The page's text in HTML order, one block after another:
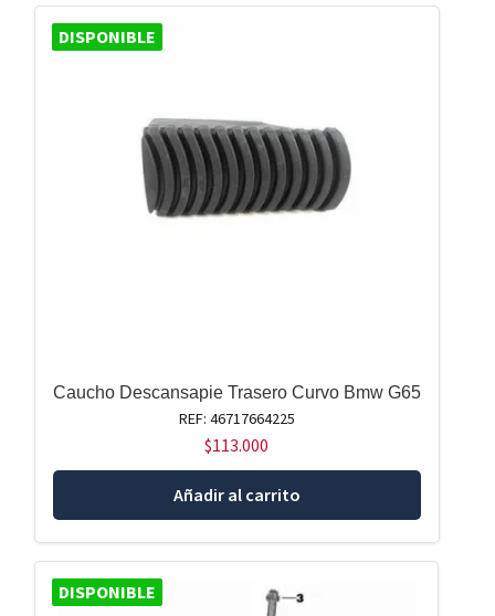
DISPONIBLE
Caucho Descansapie Trasero Curvo Bmw G65
REF: 46717664225
$113.000
Añadir al carrito
DISPONIBLE